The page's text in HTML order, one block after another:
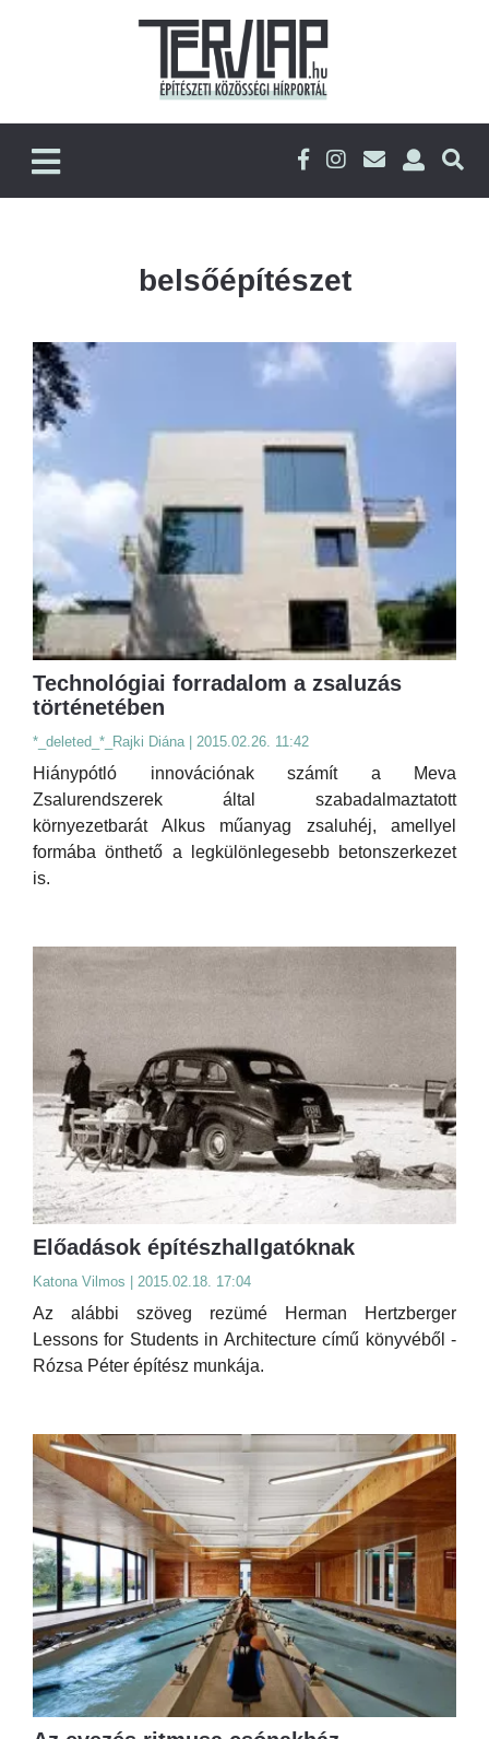
belsőépítészet
Technológiai forradalom a zsaluzás
történetében
*_deleted_*_Rajki Diána | 2015.02.26. 11:42
Hiánypótló innovációnak számít a Meva
Zsalurendszerek által szabadalmaztatott
környezetbarát Alkus műanyag zsaluhéj, amellyel
formába önthető a legkülönlegesebb betonszerkezet
is.
Előadások építészhallgatóknak
Katona Vilmos | 2015.02.18. 17:04
Az alábbi szöveg rezümé Herman Hertzberger
Lessons for Students in Architecture című könyvéből -
Rózsa Péter építész munkája.